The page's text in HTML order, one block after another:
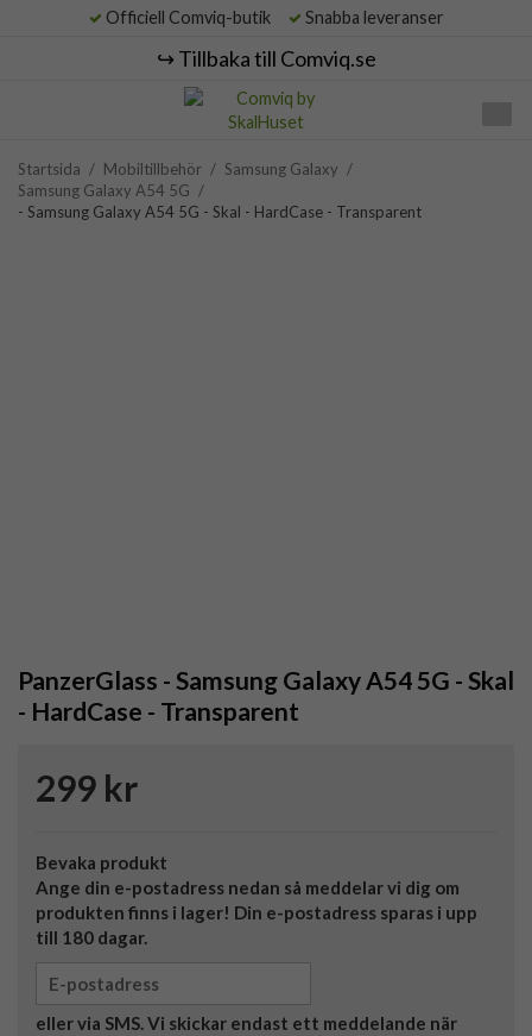
Officiell Comviq-butik Snabba leveranser
↪️ Tillbaka till Comviq.se
Startsida / Mobiltillbehör / Samsung Galaxy /
Samsung Galaxy A54 5G /
- Samsung Galaxy A54 5G - Skal - HardCase - Transparent
PanzerGlass - Samsung Galaxy A54 5G - Skal
- HardCase - Transparent
299 kr
Bevaka produkt
Ange din e-postadress nedan så meddelar vi dig om
produkten finns i lager! Din e-postadress sparas i upp
till 180 dagar.
eller via SMS. Vi skickar endast ett meddelande när